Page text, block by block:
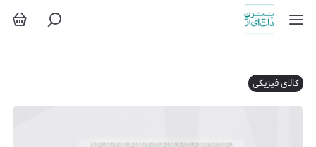
کالای فیزیکی